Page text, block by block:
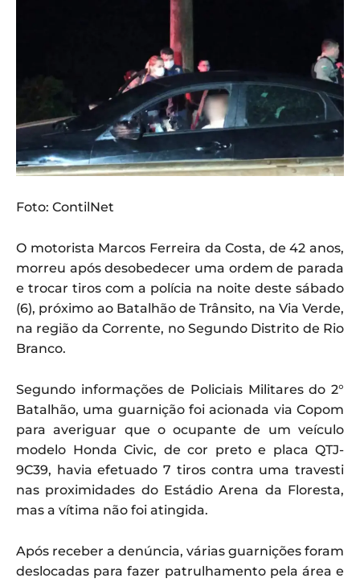
Foto: ContilNet
O motorista Marcos Ferreira da Costa, de 42 anos,
morreu após desobedecer uma ordem de parada
e trocar tiros com a polícia na noite deste sábado
(6), próximo ao Batalhão de Trânsito, na Via Verde,
na região da Corrente, no Segundo Distrito de Rio
Branco.
Segundo informações de Policiais Militares do 2°
Batalhão, uma guarnição foi acionada via Copom
para averiguar que o ocupante de um veículo
modelo Honda Civic, de cor preto e placa QTJ-
9C39, havia efetuado 7 tiros contra uma travesti
nas proximidades do Estádio Arena da Floresta,
mas a vítima não foi atingida.
Após receber a denúncia, várias guarnições foram
deslocadas para fazer patrulhamento pela área e